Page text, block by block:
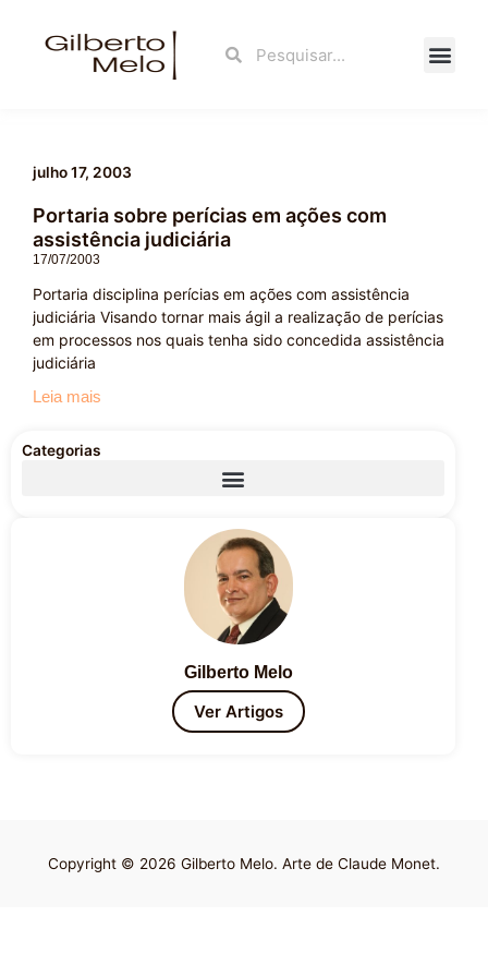
Search
julho 17, 2003
Portaria sobre perícias em ações com
assistência judiciária
17/07/2003
Portaria disciplina perícias em ações com assistência
judiciária Visando tornar mais ágil a realização de perícias
em processos nos quais tenha sido concedida assistência
judiciária
Leia mais
Categorias
Gilberto Melo
Ver Artigos
Copyright © 2026 Gilberto Melo. Arte de Claude Monet.